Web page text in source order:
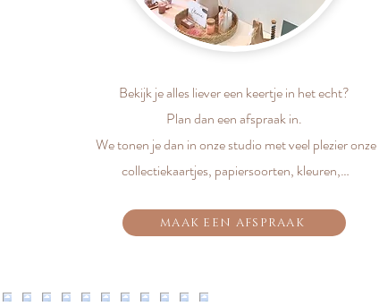
Bekijk je alles liever een keertje in het echt?
Plan dan een afspraak in.
We tonen je dan in onze studio met veel plezier onze
collectiekaartjes, papiersoorten, kleuren,…
MAAK EEN AFSPRAAK